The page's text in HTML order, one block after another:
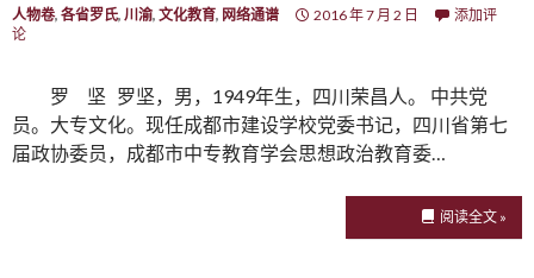
人物卷, 各省罗氏, 川渝, 文化教育, 网络通谱 2016 年 7 月 2 日
添加评
论
罗 坚 罗坚，男，1949年生，四川荣昌人。 中共党
员。大专文化。现任成都市建设学校党委书记，四川省第七
届政协委员，成都市中专教育学会思想政治教育委…
阅读全文 »